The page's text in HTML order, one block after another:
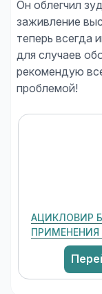
Он облегчил
заживление
теперь всегда
для случаев
рекомендую
АЦИКЛОВИР
ПРИМЕНЕНИЯ